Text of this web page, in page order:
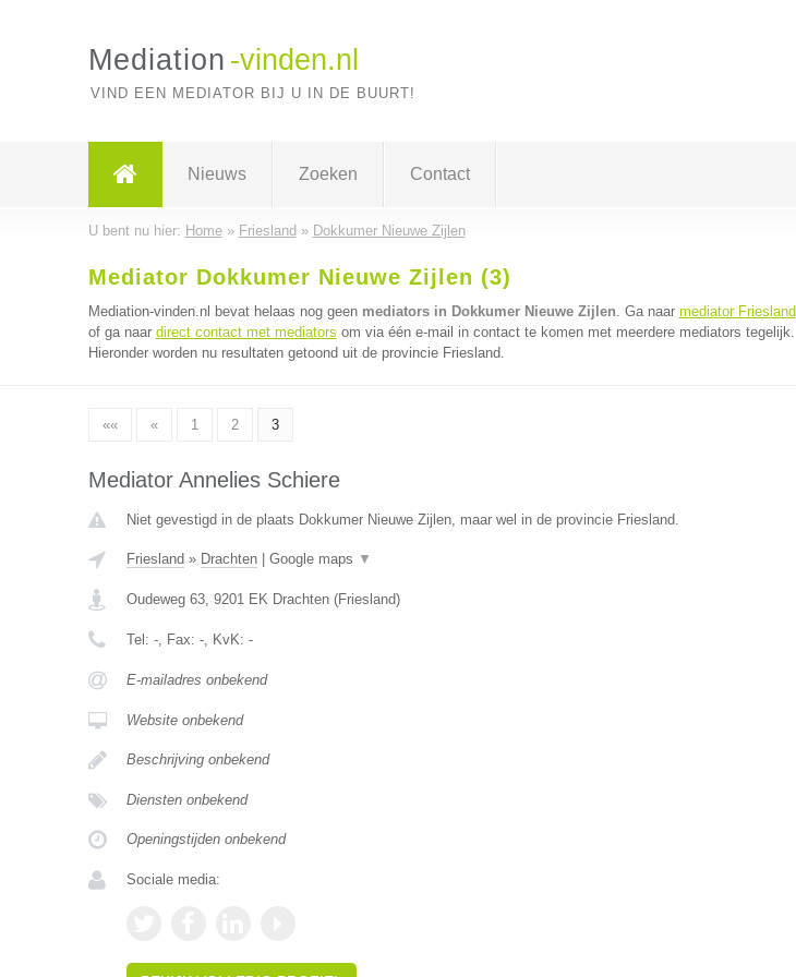
Mediation -vinden.nl
VIND EEN MEDIATOR BIJ U IN DE BUURT!
Nieuws Zoeken Contact
U bent nu hier: Home» Friesland » Dokkumer Nieuwe Zijlen
Mediator Dokkumer Nieuwe Zijlen (3)
Mediation-vinden.nl bevat helaas nog geen mediators in Dokkumer Nieuwe Zijlen. Ga naar mediator Friesland
of ga naar direct contact met mediators om via één e-mail in contact te komen met meerdere mediators tegelijk.
Hieronder worden nu resultaten getoond uit de provincie Friesland.
«« « 1 2 3
Mediator Annelies Schiere
Niet gevestigd in de plaats Dokkumer Nieuwe Zijlen, maar wel in de provincie Friesland.
Friesland » Drachten| Google maps ▼
Oudeweg 63, 9201 EK Drachten(Friesland)
Tel: -, Fax: -, KvK: -
E-mailadres onbekend
Website onbekend
Beschrijving onbekend
Diensten onbekend
Openingstijden onbekend
Sociale media: